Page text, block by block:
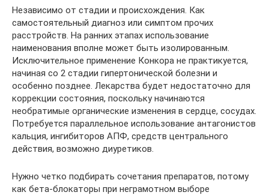
Независимо от стадии и происхождения. Как
самостоятельный диагноз или симптом прочих
расстройств. На ранних этапах использование
наименования вполне может быть изолированным.
Исключительное применение Конкора не практикуется,
начиная со 2 стадии гипертонической болезни и
особенно позднее. Лекарства будет недостаточно для
коррекции состояния, поскольку начинаются
необратимые органические изменения в сердце, сосудах.
Потребуется параллельное использование антагонистов
кальция, ингибиторов АПФ, средств центрального
действия, возможно диуретиков.
Нужно четко подбирать сочетания препаратов, потому
как бета-блокаторы при неграмотном выборе